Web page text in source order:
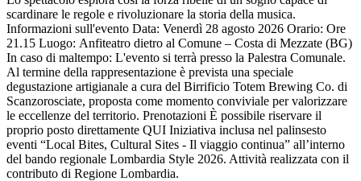
scardinare le regole e rivoluzionare la storia della musica.
Informazioni sull'evento Data: Venerdì 28 agosto 2026 Orario: Ore
21.15 Luogo: Anfiteatro dietro al Comune – Costa di Mezzate (BG)
In caso di maltempo: L'evento si terrà presso la Palestra Comunale.
Al termine della rappresentazione è prevista una speciale
degustazione artigianale a cura del Birrificio Totem Brewing Co. di
Scanzorosciate, proposta come momento conviviale per valorizzare
le eccellenze del territorio. Prenotazioni È possibile riservare il
proprio posto direttamente QUI Iniziativa inclusa nel palinsesto
eventi “Local Bites, Cultural Sites - Il viaggio continua” all’interno
del bando regionale Lombardia Style 2026. Attività realizzata con il
contributo di Regione Lombardia.